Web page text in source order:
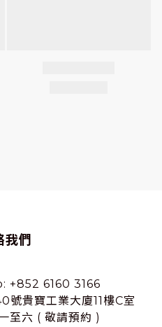
我們
+852 6160 3166
號貴寶工業大廈11樓C室
至六 ( 敬請預約 )